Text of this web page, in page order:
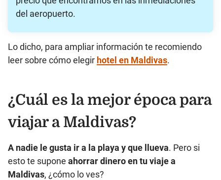
del aeropuerto.
Lo dicho, para ampliar información te recomiendo
leer sobre cómo elegir hotel en Maldivas.
¿Cuál es la mejor época para
viajar a Maldivas?
A nadie le gusta ir a la playa y que llueva. Pero si
esto te supone ahorrar dinero en tu viaje a
Maldivas, ¿cómo lo ves?